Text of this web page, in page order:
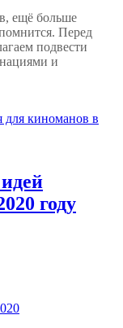
ещё больше
Перед
подвести
и
году